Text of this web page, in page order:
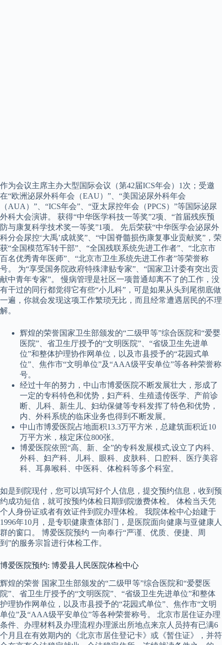
作为会议主席主办大型国际会议（第42届ICS年会）1次；受邀
在“欧洲泌尿外科年会（EAU）”、“美国泌尿外科年会
（AUA）”、“ICS年会”、“亚太尿控年会（PPCS）”等国际泌尿
外科大会演讲。 获得“中华医学科技一等奖”2项、“首届残疾预
防与康复科学技术奖一等奖”1项。 先后荣获“中华医学会泌尿外
科分会尿控‘大禹’成就奖”、“中国脊髓损伤康复事业贡献奖”，荣
获“全国模范军转干部”、“全国残联系统先进工作者”、“北京市
百名优秀青年医师”、“北京市卫生系统先进工作者”等荣誉称
号。 为“享受国务院政府特殊津贴专家”、“国家卫计委有突出贡
献中青年专家”。 慢病管理是社区一项普通却离不了的工作，没
有干过的同行都觉得它有些“小儿科”，可是如果从头到尾彻底做
一遍，你就会发现这项工作繁琐无比，而且经常遭遇居民的不理
解。
辉煌的荣誉国家卫生部颁发的“二级甲等”综合医院和“爱婴
医院”、省卫生厅授予的“文明医院”、“省级卫生先进单
位”和整体护理协作网单位，以及市县授予的“花园式单
位”、焦作市“文明单位”及“AAA级平安单位”等各种荣誉称
号。
经过十年的努力，中山市博爱医院不断发展壮大，形成了
一定的专科特色和优势，妇产科、生殖遗传医学、产前诊
断、儿科、新生儿、妇幼保健等专科发挥了特色和优势，
内、外科系统的临床业务也得到不断发展。
中山市博爱医院占地面积13.3万平方米，总建筑面积近10
万平方米，核定床位800张。
博爱医院依照“高、新、全”的专科发展模式,设立了内科、
外科、妇产科、儿科、眼科、皮肤科、口腔科、医疗美容
科、耳鼻喉科、中医科、体检科等多个科室。
如是到院现付，您可以填写好个人信息，提交预约信息，收到预
约成功短信，就可按预约体检日期到院缴费体检。 体检当天凭
个人身份证或者有效证件到院办理体检。 我院体检中心始建于
1996年10月，是专职健康查体部门，是医院面向健康与亚健康人
群的窗口。 博爱医院预约 一向奉行“严谨、优质、便捷、周
到”的服务宗旨进行体检工作。
博爱医院预约: 博爱县人民医院体检中心
辉煌的荣誉 国家卫生部颁发的“二级甲等”综合医院和“爱婴医
院”、省卫生厅授予的“文明医院”、“省级卫生先进单位”和整体
护理协作网单位，以及市县授予的“花园式单位”、焦作市“文明
单位”及“AAA级平安单位”等各种荣誉称号。 北京市居住证办理
条件、办理材料及办理流程办理派出所地点来京人员持有已满6
个月且在有效期内的《北京市居住登记卡》或《暂住证》，并符